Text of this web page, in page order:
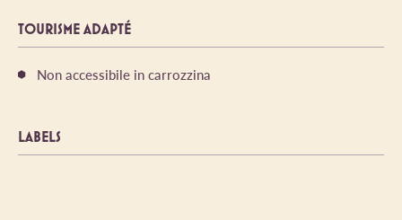
TOURISME ADAPTÉ
Non accessibile in carrozzina
LABELS